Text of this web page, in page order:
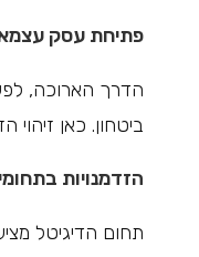
פתיחת עסק
הדרך הארוכה,
ביטחון. כאן
הזדמנויות
תחום הדיגיטל